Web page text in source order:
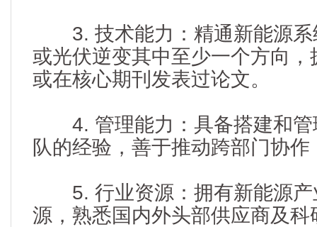
3. 技术能力：精通新能源系
或光伏逆变其中至少一个方向
或在核心期刊发表过论文。
4. 管理能力：具备搭建和管
队的经验，善于推动跨部门协
5. 行业资源：拥有新能源产
源，熟悉国内外头部供应商及